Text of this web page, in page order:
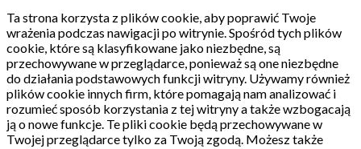
Ta strona korzysta z plików cookie, aby poprawić Twoje
wrażenia podczas nawigacji po witrynie.Spośród tych plików
cookie, które są klasyfikowane jako niezbędne, są
przechowywane w przeglądarce, ponieważ są one niezbędne
do działania podstawowych funkcji witryny. Używamy również
plików cookie innych firm, które pomagają nam analizować i
rozumieć sposób korzystania z tej witryny a także wzbogacają
ją o nowe funkcje. Te pliki cookie będą przechowywane w
Twojej przeglądarce tylko za Twoją zgodą. Możesz także